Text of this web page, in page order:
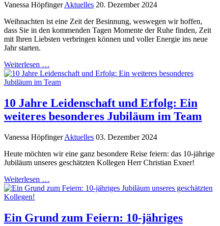
Vanessa Höpfinger Aktuelles 20. Dezember 2024
Weihnachten ist eine Zeit der Besinnung, weswegen wir hoffen,
dass Sie in den kommenden Tagen Momente der Ruhe finden, Zeit
mit Ihren Liebsten verbringen können und voller Energie ins neue
Jahr starten.
Weiterlesen …
10 Jahre Leidenschaft und Erfolg: Ein
weiteres besonderes Jubiläum im Team
Vanessa Höpfinger Aktuelles 03. Dezember 2024
Heute möchten wir eine ganz besondere Reise feiern: das 10-jährige
Jubiläum unseres geschätzten Kollegen Herr Christian Exner!
Weiterlesen …
Ein Grund zum Feiern: 10-jähriges